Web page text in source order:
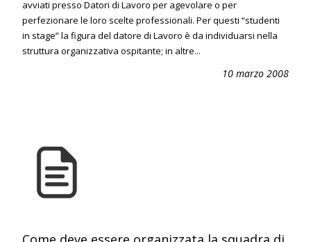
avviati presso Datori di Lavoro per agevolare o per
perfezionare le loro scelte professionali. Per questi “studenti
in stage” la figura del datore di Lavoro è da individuarsi nella
struttura organizzativa ospitante; in altre...
10 marzo 2008